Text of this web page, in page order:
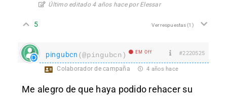
Último editado 4 años hace por Elessar
5 Ver respuestas(1)
pingubcn (@pingubcn) EM Off #2220525
Colaborador de campaña 4 años hace
Me alegro de que haya podido rehacer su